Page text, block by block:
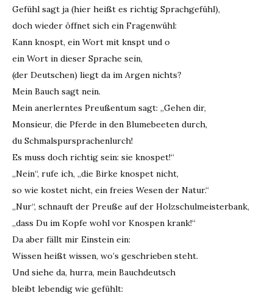
Gefühl sagt ja (hier heißt es richtig Sprachgefühl),
doch wieder öffnet sich ein Fragenwühl:
Kann knospt, ein Wort mit knspt und o
ein Wort in dieser Sprache sein,
(der Deutschen) liegt da im Argen nichts?
Mein Bauch sagt nein.
Mein anerlerntes Preußentum sagt: „Gehen dir,
Monsieur, die Pferde in den Blumebeeten durch,
du Schmalspursprachenlurch!
Es muss doch richtig sein: sie knospet!“
„Nein“, rufe ich, „die Birke knospet nicht,
so wie kostet nicht, ein freies Wesen der Natur.“
„Nur“, schnauft der Preuße auf der Holzschulmeisterbank,
„dass Du im Kopfe wohl vor Knospen krank!“
Da aber fällt mir Einstein ein:
Wissen heißt wissen, wo’s geschrieben steht.
Und siehe da, hurra, mein Bauchdeutsch
bleibt lebendig wie gefühlt: